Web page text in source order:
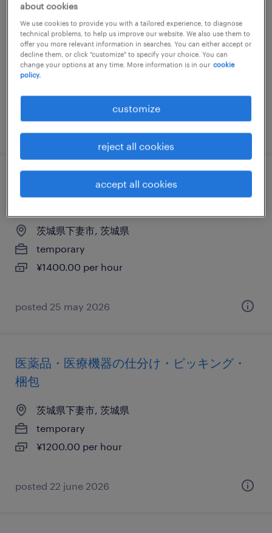
梱包、その他（製造）、検品、その他（倉
庫・軽作業）
茨城県下妻市, 茨城県
temporary
¥1600.00 per hour
その他メーカーの仕分け・ピッキング・梱
包
茨城県下妻市, 茨城県
temporary
¥1400.00 per hour
posted 25 may 2026
医薬品・医療機器の仕分け・ピッキング・
梱包
茨城県下妻市, 茨城県
temporary
¥1200.00 per hour
posted 22 june 2026
about cookies
We use cookies to provide you with a tailored experience, to diagnose
technical problems, to help us improve our website. We also use them to
offer you more relevant information in searches. You can either accept or
decline them, or click "customize" to specify your choice. You can
change your options at any time. More information is in our cookie
policy.
customize
reject all cookies
accept all cookies